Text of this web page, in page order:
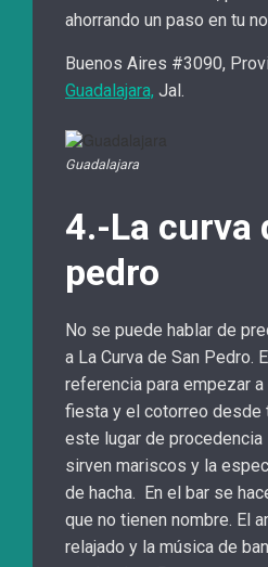
ahorrando un paso en tu
Buenos Aires #3090,
Guadalajara, Jal.
Guadalajara
4.-La curva
pedro
No se puede hablar de
a La Curva de San Pedro.
referencia para empezar
fiesta y el cotorreo desde
este lugar de
sirven mariscos y la
de hacha. En el bar se
que no tienen nombre. El
relajado y la música de